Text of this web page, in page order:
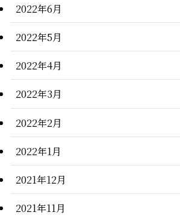
2022年6月
2022年5月
2022年4月
2022年3月
2022年2月
2022年1月
2021年12月
2021年11月